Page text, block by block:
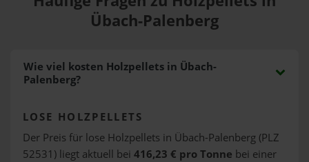
Übach-Palenberg
Wie viel kosten Holzpellets in Übach-
Palenberg?
LOSE HOLZPELLETS
Der Preis für lose Holzpellets in Übach-Palenberg (PLZ
52531) liegt aktuell bei 416,23 € pro Tonne bei einer